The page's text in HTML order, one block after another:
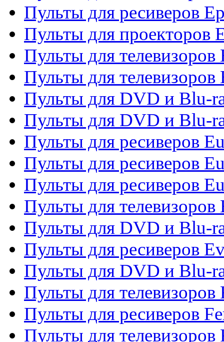
Пульты для ресиверов
Пульты для проекторов
Пульты для телевизоров
Пульты для телевизоров
Пульты для DVD и Blu-
Пульты для DVD и Blu-
Пульты для ресиверов
Пульты для ресиверов
Пульты для ресиверов
Пульты для телевизоров
Пульты для DVD и Blu-
Пульты для ресиверов
Пульты для DVD и Blu-
Пульты для телевизоров
Пульты для ресиверов
Пульты для